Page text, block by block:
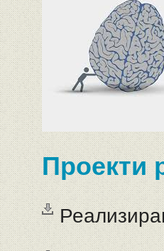
Проекти